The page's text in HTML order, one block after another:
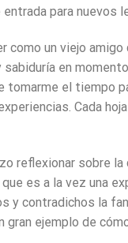
para nuevos
como un viejo
en
tomarme el tiempo
Cada
reflexionar sobre la
es a la vez una
y contradichos la
gran ejemplo de